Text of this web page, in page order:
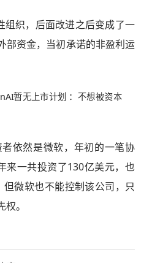
组织，后面改进之后变成了一
部资金，当初承诺的非盈利运
依然是微软，年初的一笔协
来一共投资了130亿美元，也
微软也不能控制该公司，只
。